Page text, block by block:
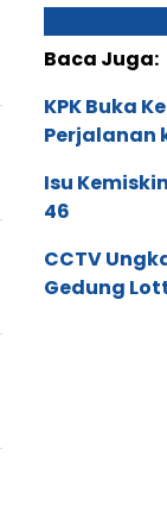
Baca Juga:
KPK Buka
Perjalanan
Isu
46
CCTV
Gedung